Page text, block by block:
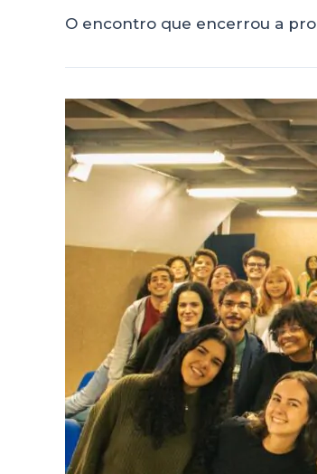
O encontro que encerrou a